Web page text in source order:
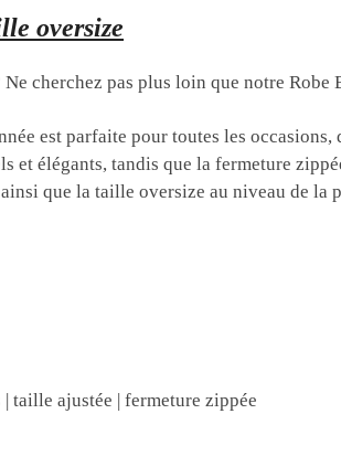
oversize
cherchez pas plus loin que notre Robe
est parfaite pour toutes les
et élégants, tandis que la fermeture
que la taille oversize au niveau de la
| taille ajustée | fermeture zippée